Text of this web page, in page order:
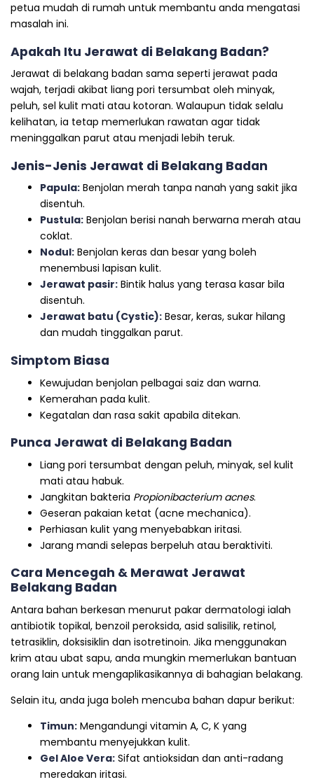
petua mudah di rumah untuk membantu anda mengatasi
masalah ini.
Apakah Itu Jerawat di Belakang Badan?
Jerawat di belakang badan sama seperti jerawat pada
wajah, terjadi akibat liang pori tersumbat oleh minyak,
peluh, sel kulit mati atau kotoran. Walaupun tidak selalu
kelihatan, ia tetap memerlukan rawatan agar tidak
meninggalkan parut atau menjadi lebih teruk.
Jenis-Jenis Jerawat di Belakang Badan
Papula: Benjolan merah tanpa nanah yang sakit jika
disentuh.
Pustula: Benjolan berisi nanah berwarna merah atau
coklat.
Nodul: Benjolan keras dan besar yang boleh
menembusi lapisan kulit.
Jerawat pasir: Bintik halus yang terasa kasar bila
disentuh.
Jerawat batu (Cystic): Besar, keras, sukar hilang
dan mudah tinggalkan parut.
Simptom Biasa
Kewujudan benjolan pelbagai saiz dan warna.
Kemerahan pada kulit.
Kegatalan dan rasa sakit apabila ditekan.
Punca Jerawat di Belakang Badan
Liang pori tersumbat dengan peluh, minyak, sel kulit
mati atau habuk.
Jangkitan bakteria Propionibacterium acnes.
Geseran pakaian ketat (acne mechanica).
Perhiasan kulit yang menyebabkan iritasi.
Jarang mandi selepas berpeluh atau beraktiviti.
Cara Mencegah & Merawat Jerawat
Belakang Badan
Antara bahan berkesan menurut pakar dermatologi ialah
antibiotik topikal, benzoil peroksida, asid salisilik, retinol,
tetrasiklin, doksisiklin dan isotretinoin. Jika menggunakan
krim atau ubat sapu, anda mungkin memerlukan bantuan
orang lain untuk mengaplikasikannya di bahagian belakang.
Selain itu, anda juga boleh mencuba bahan dapur berikut:
Timun: Mengandungi vitamin A, C, K yang
membantu menyejukkan kulit.
Gel Aloe Vera: Sifat antioksidan dan anti-radang
meredakan iritasi.